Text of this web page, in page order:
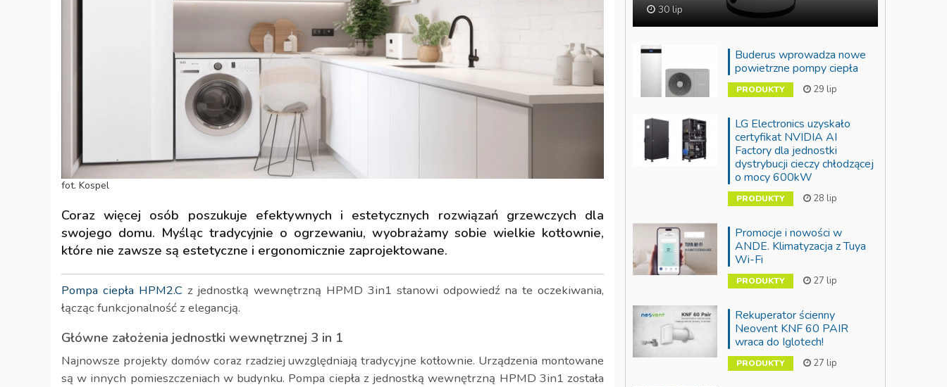
fot. Kospel
Coraz więcej osób poszukuje efektywnych i estetycznych rozwiązań grzewczych dla
swojego domu. Myśląc tradycyjnie o ogrzewaniu, wyobrażamy sobie wielkie kotłownie,
które nie zawsze są estetyczne i ergonomicznie zaprojektowane.
Pompa ciepła HPM2.C z jednostką wewnętrzną HPMD 3in1 stanowi odpowiedź na te oczekiwania,
łącząc funkcjonalność z elegancją.
Główne założenia jednostki wewnętrznej 3 in 1
Najnowsze projekty domów coraz rzadziej uwzględniają tradycyjne kotłownie. Urządzenia montowane
są w innych pomieszczeniach w budynku. Pompa ciepła z jednostką wewnętrzną HPMD 3in1 została
30 lip
Buderus wprowadza nowe
powietrzne pompy ciepła
PRODUKTY 29 lip
LG Electronics uzyskało
certyfikat NVIDIA AI
Factory dla jednostki
dystrybucji cieczy chłodzącej
o mocy 600kW
PRODUKTY 28 lip
Promocje i nowości w
ANDE. Klimatyzacja z Tuya
Wi-Fi
PRODUKTY 27 lip
Rekuperator ścienny
Neovent KNF 60 PAIR
wraca do Iglotech!
PRODUKTY 27 lip